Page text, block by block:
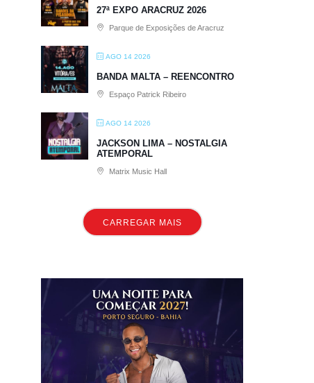
27ª EXPO ARACRUZ 2026
Parque de Exposições de Aracruz
AGO 14 2026
BANDA MALTA – REENCONTRO
Espaço Patrick Ribeiro
AGO 14 2026
JACKSON LIMA – NOSTALGIA
ATEMPORAL
Matrix Music Hall
CARREGAR MAIS